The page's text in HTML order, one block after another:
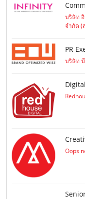
บริษัท
จำกัด (
PR
บริษัท
Oops